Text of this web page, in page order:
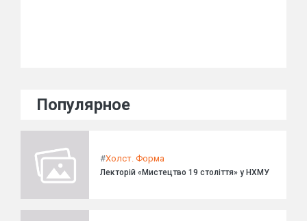
Популярное
#Холст. Форма
Лекторій «Мистецтво 19 століття» у НХМУ